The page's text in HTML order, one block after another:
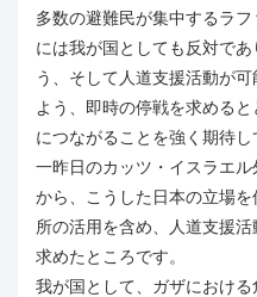
多数の避難民が集中するラ
には我が国としても反対で
う、そして人道支援活動が
よう、即時の停戦を求める
につながることを強く期待し
一昨日のカッツ・イスラエ
から、こうした日本の立場
所の活用を含め、人道支援
求めたところです。
我が国として、ガザにおけ